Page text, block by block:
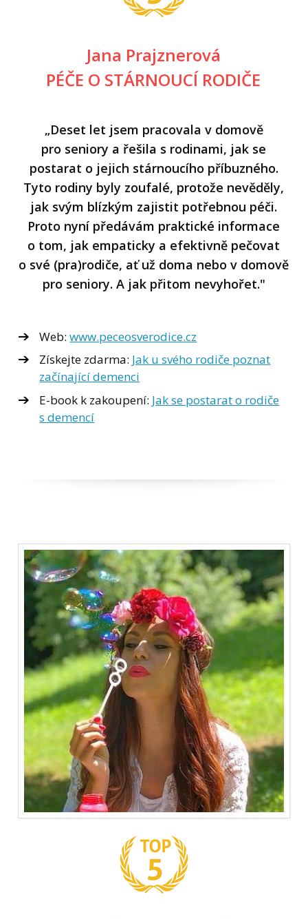
Jana Prajznerová
PÉČE O STÁRNOUCÍ RODIČE
„Deset let jsem pracovala v domově
pro seniory a řešila s rodinami, jak se
postarat o jejich stárnoucího příbuzného.
Tyto rodiny byly zoufalé, protože nevěděly,
jak svým blízkým zajistit potřebnou péči.
Proto nyní předávám praktické informace
o tom, jak empaticky a efektivně pečovat
o své (pra)rodiče, ať už doma nebo v domově
pro seniory. A jak přitom nevyhořet."
Web:www.peceosverodice.cz
Získejte zdarma: Jak u svého rodiče poznat
začínající demenci
E-book k zakoupení: Jak se postarat o rodiče
s demencí